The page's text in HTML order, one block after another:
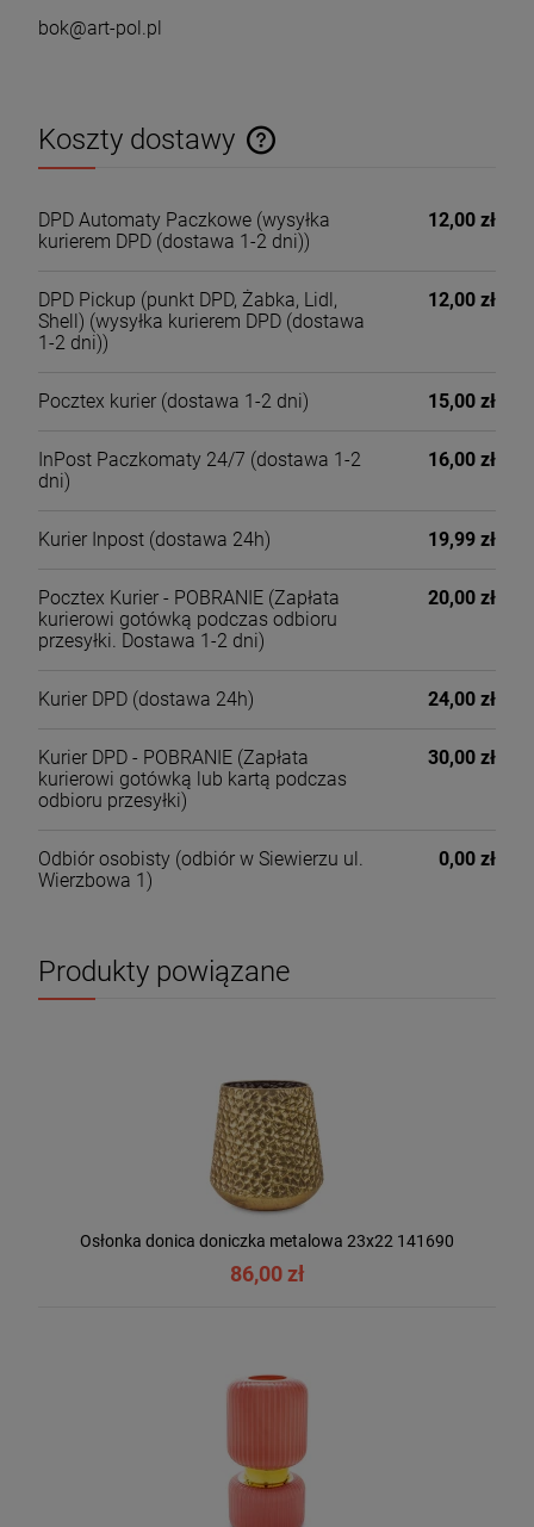
bok@art-pol.pl
Koszty dostawy
Cena nie zawiera ewentualnych kosztów płatności
DPD Automaty Paczkowe (wysyłka
kurierem DPD (dostawa 1-2 dni))
12,00 zł
DPD Pickup (punkt DPD, Żabka, Lidl,
Shell) (wysyłka kurierem DPD (dostawa
1-2 dni))
12,00 zł
Pocztex kurier (dostawa 1-2 dni) 15,00 zł
InPost Paczkomaty 24/7 (dostawa 1-2
dni)
16,00 zł
Kurier Inpost (dostawa 24h) 19,99 zł
Pocztex Kurier - POBRANIE (Zapłata
kurierowi gotówką podczas odbioru
przesyłki. Dostawa 1-2 dni)
20,00 zł
Kurier DPD (dostawa 24h) 24,00 zł
Kurier DPD - POBRANIE (Zapłata
kurierowi gotówką lub kartą podczas
odbioru przesyłki)
30,00 zł
Odbiór osobisty (odbiór w Siewierzu ul.
Wierzbowa 1)
0,00 zł
Produkty powiązane
Osłonka donica doniczka metalowa 23x22 141690
86,00 zł